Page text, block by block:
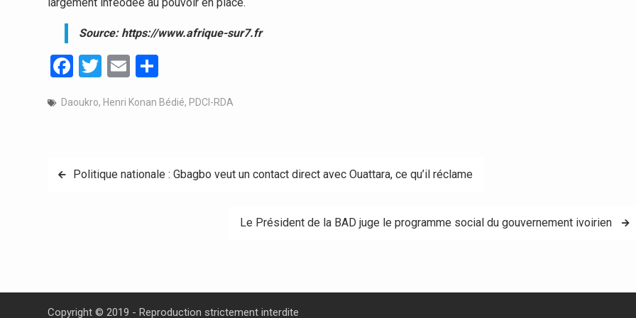
Source: https://www.afrique-sur7.fr
Facebook
Twitter
Email
Daoukro, Henri Konan Bédié, PDCI-RDA
Navigation
Politique nationale : Gbagbo veut un contact direct avec Ouattara, ce qu’il réclame
Le Président de la BAD juge le programme social du gouvernement ivoirien
Copyright © 2019 - Reproduction strictement interdite